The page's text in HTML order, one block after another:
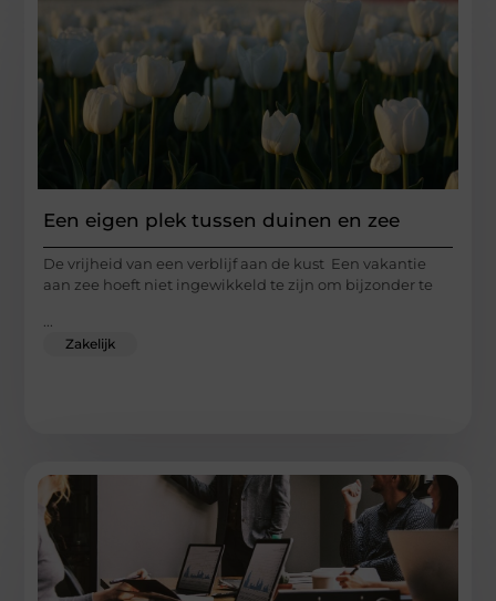
Een eigen plek tussen duinen en zee
De vrijheid van een verblijf aan de kust Een vakantie
aan zee hoeft niet ingewikkeld te zijn om bijzonder te
Zakelijk